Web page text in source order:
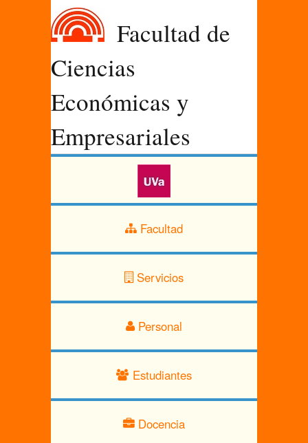
Facultad de
Ciencias
Económicas y
Empresariales
Facultad
Servicios
Personal
Estudiantes
Docencia